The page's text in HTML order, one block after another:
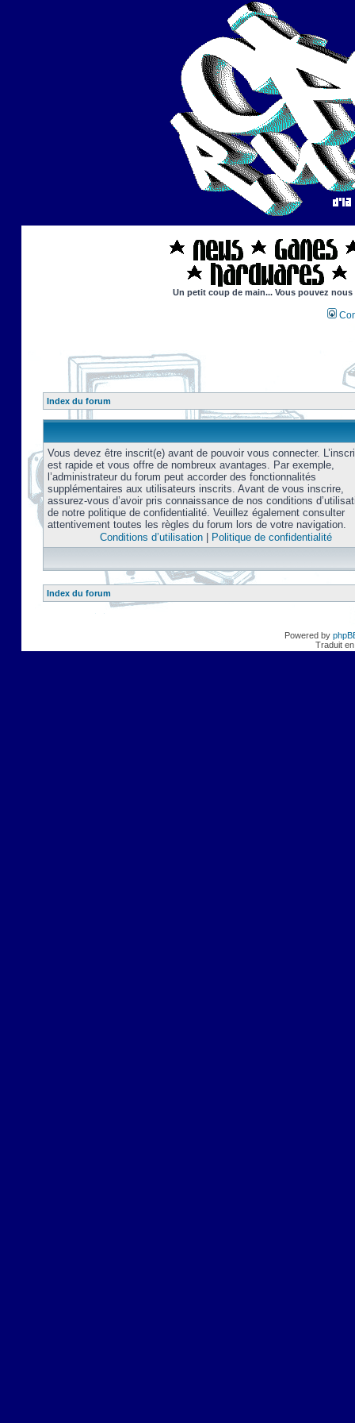
Un petit coup de main... Vous pouvez
Index du forum
Vous devez être inscrit(e) avant de pouvoir vous connecter.
est rapide et vous offre de nombreux avantages. Par exemple,
l’administrateur du forum peut accorder des fonctionnalités
supplémentaires aux utilisateurs inscrits. Avant de vous inscrire,
assurez-vous d’avoir pris connaissance de nos conditions
de notre politique de confidentialité. Veuillez également consulter
attentivement toutes les règles du forum lors de votre navigation.
Conditions d’utilisation| Politique de confidentialité
Index du forum
Powered by
Traduit